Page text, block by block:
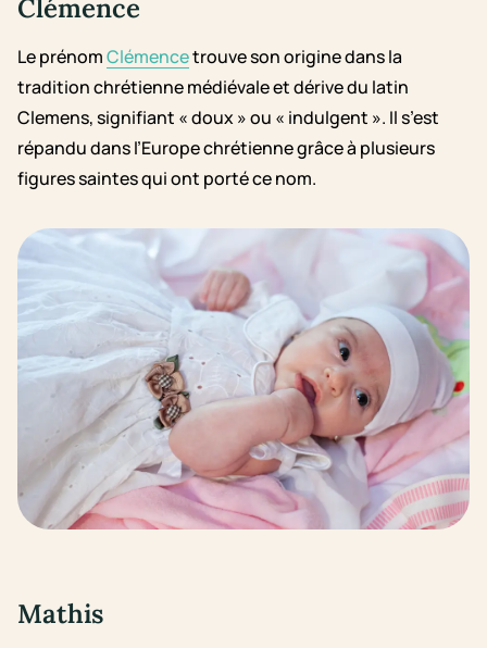
Clémence
Le prénomClémencetrouve son origine dans la
tradition chrétienne médiévale et dérive du latin
Clemens, signifiant « doux » ou « indulgent ». Il s’est
répandu dans l’Europe chrétienne grâce à plusieurs
figures saintes qui ont porté ce nom.
Mathis